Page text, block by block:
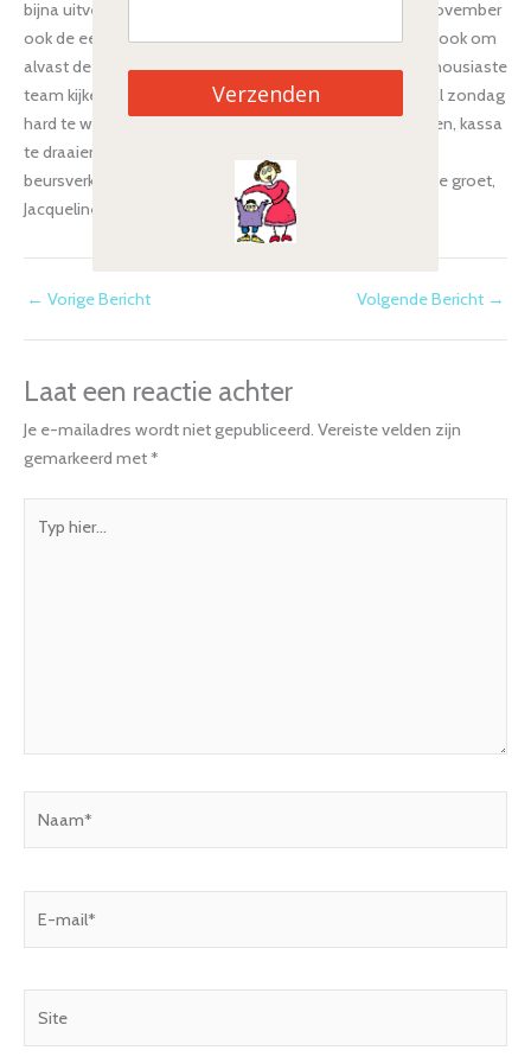
bijna uitverkocht en vind plaats op 3 november. Op 10 november
ook de eerste keer in de Scheg in Deventer. Perfecte tijd ook om
alvast de december cadeaus in te kopen:) Ik en mijn enthousiaste
team kijken er al ontzettend naar uit om weer een aantal zondag
hard te werken aan de opbouw, ingangscontroles te doen, kassa
te draaien en vooral te genieten van alle gezellige
beursverkopers en bezoekers. Tot snel! Een enthousiaste groet,
Jacqueline
← Vorige Bericht Volgende Bericht →
Laat een reactie achter
Je e-mailadres wordt niet gepubliceerd. Vereiste velden zijn
gemarkeerd met*
hier...
mail*
Verzenden